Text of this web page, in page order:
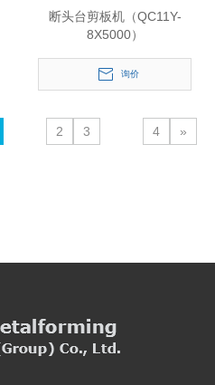
断头台剪板机（QC11Y-
8X5000）
询价
2 3 4 »